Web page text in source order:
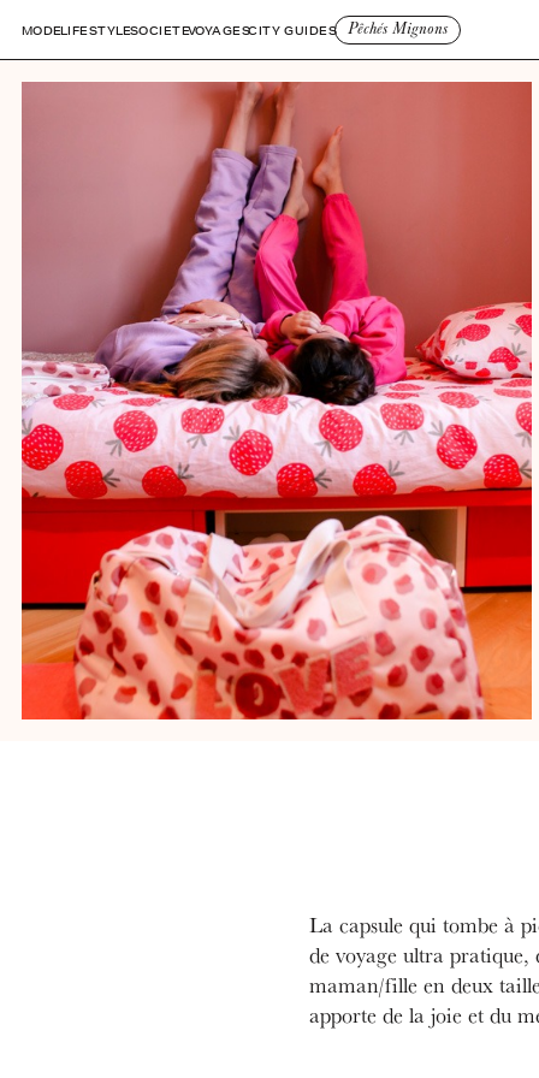
MODELIFESTYLESOCIETEVOYAGESCITY GUIDES Pêchés Mignons
La capsule qui tombe à
de voyage ultra pratique,
maman/fille en deux
apporte de la joie et du